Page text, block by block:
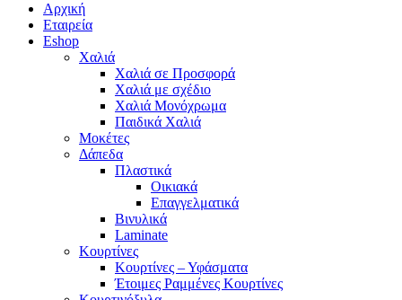
Αρχική
Εταιρεία
Eshop
Χαλιά
Χαλιά σε Προσφορά
Χαλιά με σχέδιο
Χαλιά Μονόχρωμα
Παιδικά Χαλιά
Μοκέτες
Δάπεδα
Πλαστικά
Οικιακά
Επαγγελματικά
Βινυλικά
Laminate
Κουρτίνες
Κουρτίνες – Υφάσματα
Έτοιμες Ραμμένες Κουρτίνες